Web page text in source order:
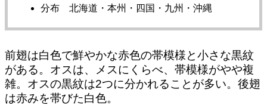
分布 北海道・本州・四国・九州・沖縄
前翅は白色で鮮やかな赤色の帯模様と小さな黒紋
がある。オスは、メスにくらべ、帯模様がやや複
雑。オスの黒紋は2つに分かれることが多い。後翅
は赤みを帯びた白色。